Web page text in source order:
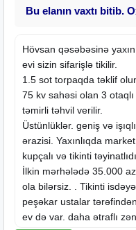
Bu elanın vaxtı bitib.
Hövsan qəsəbəsinə
evi sizin sifarişlə tikilir.
1.5 sot torpaqda təklif
75 kv sahəsi olan 3
təmirli təhvil verilir.
Üstünlüklər. geniş və
ərazisi. Yaxınlıqda
kupçalı və tikinti
İlkin mərhələdə 35.000
ola bilərsiz. . Tikinti
peşəkar ustalar
ev də var. daha ətraflı